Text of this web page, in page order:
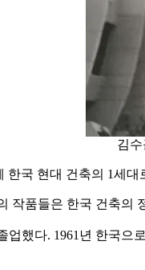
김수
한국 현대 건축의 1세대
작품들은 한국 건축의
했다. 1961년 한국